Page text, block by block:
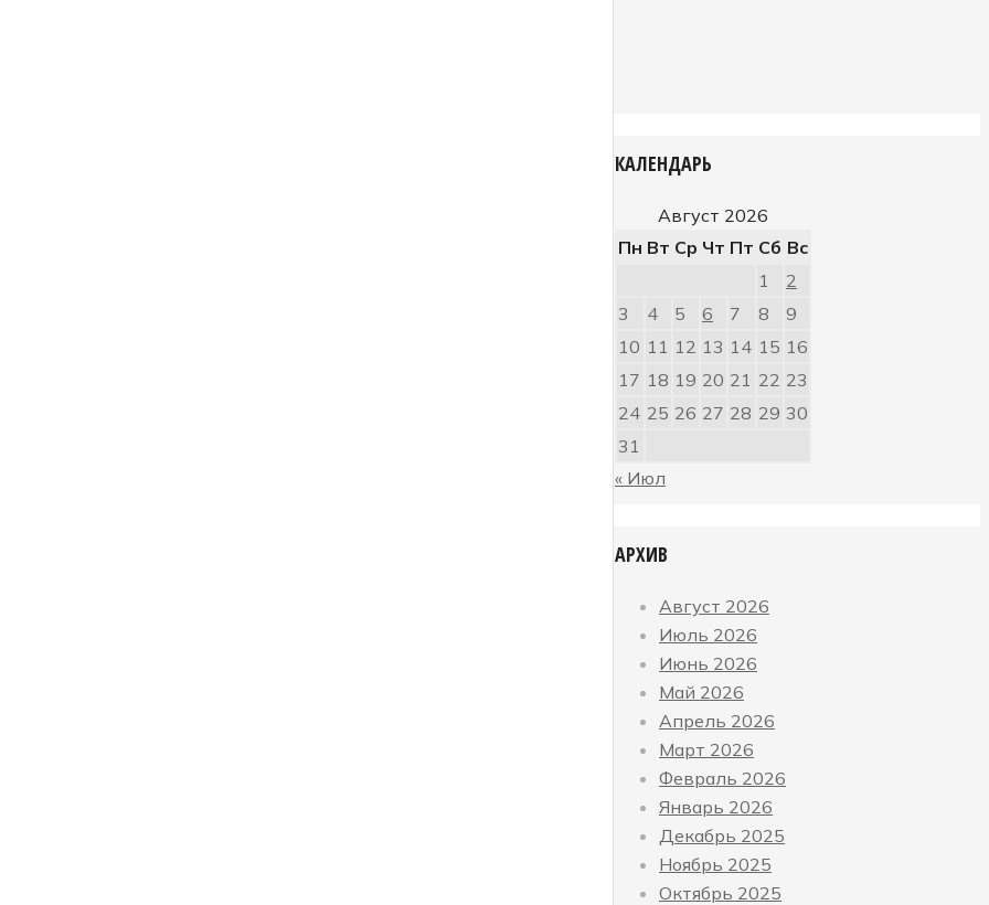
КАЛЕНДАРЬ
Август 2026
Пн Вт Ср Чт Пт Сб Вс
1
2
3
4 5 6 7 8
9
10 11 12 13 14 15 16
17 18 19 20 21 22 23
24 25 26 27 28 29 30
31
« Июл
АРХИВ
Август 2026
Июль 2026
Июнь 2026
Май 2026
Апрель 2026
Март 2026
Февраль 2026
Январь 2026
Декабрь 2025
Ноябрь 2025
Октябрь 2025